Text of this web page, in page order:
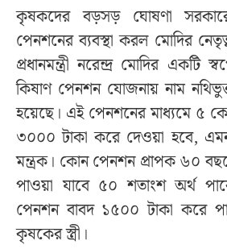
কৃষকদের বড়সড় ঘোষণা
পেনশনের ব্যবস্থা করল মোদির
প্রধানমন্ত্রী নরেন্দ্র মোদির একটি
কিষাণ পেনশন যোজনায় নাম
হয়েছে। এই পেনশনের মাধ্যমে ৫
৩০০০ টাকা করে দেওয়া হবে,
মন্ত্রক। কোন পেনশন প্রাপক ৬০
পাওয়া যাবে ৫০ শতাংশ অর্থ
পেনশন বাবদ ১৫০০ টাকা করে
কৃষকের স্ত্রী।